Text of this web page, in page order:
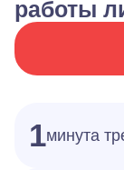
работы
1минута